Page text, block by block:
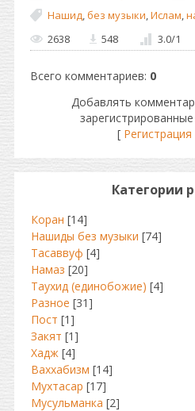
Нашид,без музыки,Ислам,
2638
548 3.0/1
Всего комментариев: 0
Добавлять
[ Регистрация
Категории
Коран [14]
Нашиды без музыки [74]
Тасаввуф [4]
Намаз [20]
Таухид (единобожие) [4]
Разное [31]
Пост [1]
Закят [1]
Хадж [4]
Ваххабизм [14]
Мухтасар [17]
Мусульманка [2]